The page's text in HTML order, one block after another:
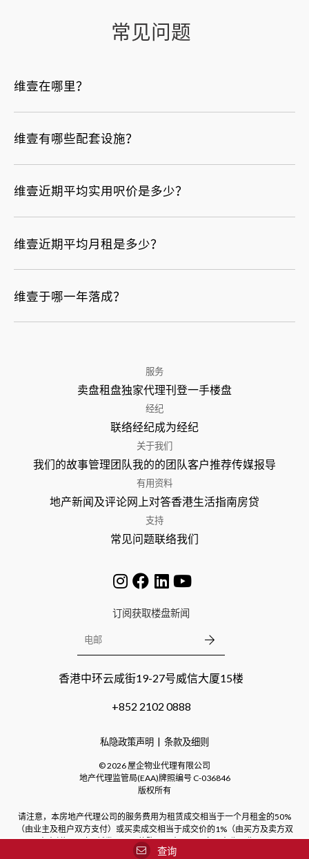
常见问题
维壹在哪里？
维壹有哪些配套设施？
维壹近期平均实用呎价是多少？
维壹近期平均月租是多少？
维壹于哪一年落成？
服务
卖盘租盘独家代理刊登一手楼盘
经纪
联络经纪成为经纪
关于我们
我们的故事管理团队我的的团队客户推荐传媒报导
有用资料
地产新闻及评论网上对答香港生活指南房贷
支持
常见问题联络我们
订阅获取楼盘新闻
香港中环云咸街19-27号威信大厦15楼
+852 2102 0888
私隐政策声明 条款及细则
©2026屋企物业代理有限公司
地产代理监管局(EAA)牌照编号C-036846
版权所有
请注意，本房地产代理公司的服务费用为租赁成交相当于一个月租金的50%
（由业主及租户双方支付）或买卖成交相当于成交价的1%（由买方及卖方双
方支付）。对于新发展项目的购买，本公司不向买方收取费用。
查询